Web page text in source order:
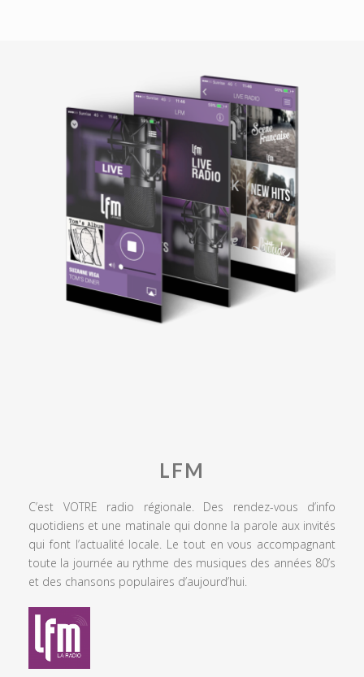
LFM
C’est VOTRE radio régionale. Des rendez-vous d’info
quotidiens et une matinale qui donne la parole aux invités
qui font l’actualité locale. Le tout en vous accompagnant
toute la journée au rythme des musiques des années 80’s
et des chansons populaires d’aujourd’hui.